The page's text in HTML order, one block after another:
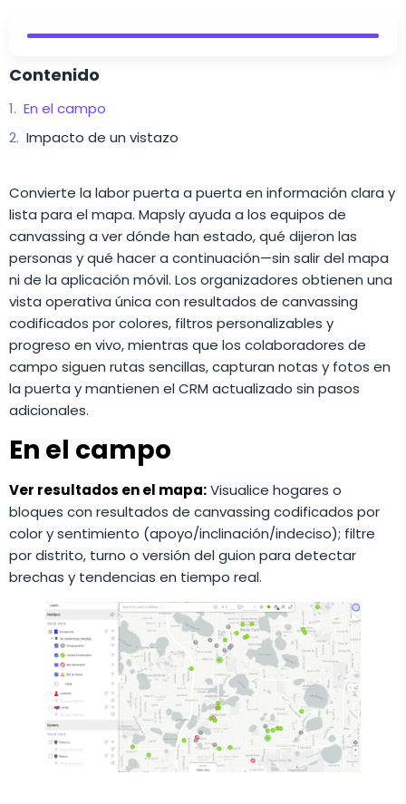
Contenido
En el campo
Impacto de un vistazo
Convierte la labor puerta a puerta en información clara y
lista para el mapa. Mapsly ayuda a los equipos de
canvassing a ver dónde han estado, qué dijeron las
personas y qué hacer a continuación—sin salir del mapa
ni de la aplicación móvil. Los organizadores obtienen una
vista operativa única con resultados de canvassing
codificados por colores, filtros personalizables y
progreso en vivo, mientras que los colaboradores de
campo siguen rutas sencillas, capturan notas y fotos en
la puerta y mantienen el CRM actualizado sin pasos
adicionales.
En el campo
Ver resultados en el mapa:Visualice hogares o
bloques con resultados de canvassing codificados por
color y sentimiento (apoyo/inclinación/indeciso); filtre
por distrito, turno o versión del guion para detectar
brechas y tendencias en tiempo real.